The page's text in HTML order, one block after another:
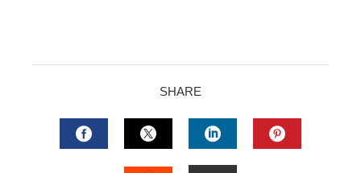
SHARE
FACEBOOKTWITTERLINKEDIN